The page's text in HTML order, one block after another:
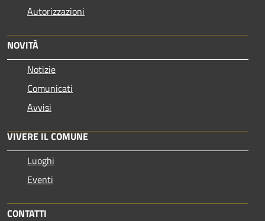
Autorizzazioni
NOVITÀ
Notizie
Comunicati
Avvisi
VIVERE IL COMUNE
Luoghi
Eventi
CONTATTI